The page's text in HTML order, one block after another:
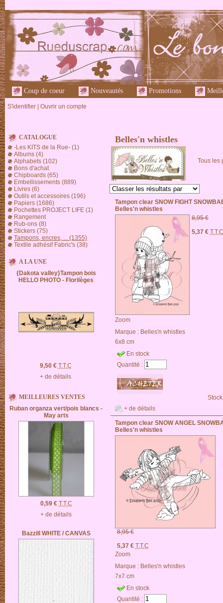
Coup de coeur Nouveautés Promotions
S'identifier Ouvrir un compte
CATALOGUE
-Les KITS de la Rue- (1)
Albums (4)
Alphabets (102)
Bons d'achat
Chipboards (65)
Embellissements (889)
Livres (6)
Outils et accessoires (196)
Papiers (1686)
Pochettes PROJECT LIFE (1)
Rangement
Rub-ons (8)
Stickers (75)
Tampons, encres, ... (1355)
Textile adhésif Fabric's (38)
A LA UNE
{Dakota valley}Tampon bois
HELLO PHOTO - Florilèges
9,50 € T.T.C
+ de détails
MEILLEURES VENTES
Ruban organza vert/pois blancs -
May arts
0,59 € T.T.C
+ de détails
Bazzill WHITE / CANVAS
Belles'n whistles
Tous les
Tampon clear SNOW FIGHT
Belles'n whistles
8,95 €
5,37 € T.T.C
Zoom
Marque : Belles'n whistles
6x8 cm
En stock
Quantité :
+ de détails
Tampon clear SNOW ANGEL
Belles'n whistles
8,95 €
5,37 € T.T.C
Zoom
Marque : Belles'n whistles
7x7 cm
En stock
Quantité :